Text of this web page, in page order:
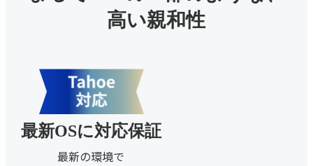
高い親和性
最新OSに対応保証
最新の環境で